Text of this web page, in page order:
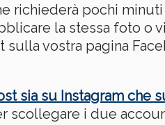
richiederà pochi
la stessa foto o
vostra pagina
sia su Instagram che
scollegare i due